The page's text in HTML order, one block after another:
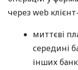
через web
миттєві
середині
інших